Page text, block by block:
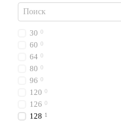
30 0
60 0
64 0
80 0
96 0
120 0
126 0
128 1